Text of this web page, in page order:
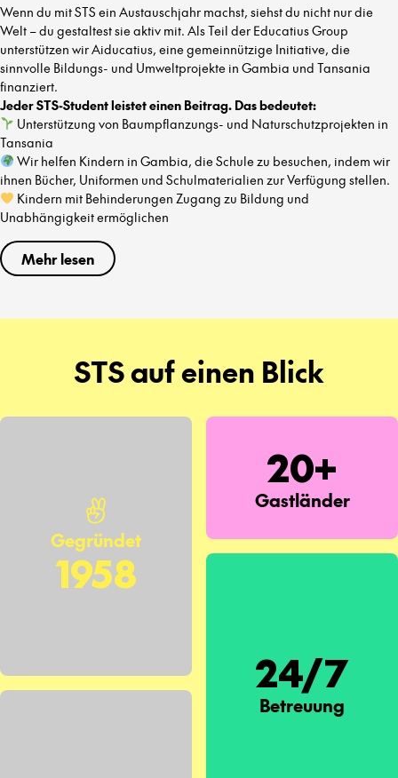
Wenn du mit STS ein Austauschjahr machst, siehst du nicht nur die
Welt – du gestaltest sie aktiv mit. Als Teil der Educatius Group
unterstützen wir Aiducatius, eine gemeinnützige Initiative, die
sinnvolle Bildungs- und Umweltprojekte in Gambia und Tansania
finanziert.
Jeder STS-Student leistet einen Beitrag. Das bedeutet:
Unterstützung von Baumpflanzungs- und Naturschutzprojekten in
Tansania
Wir helfen Kindern in Gambia, die Schule zu besuchen, indem wir
ihnen Bücher, Uniformen und Schulmaterialien zur Verfügung stellen.
Kindern mit Behinderungen Zugang zu Bildung und
Unabhängigkeit ermöglichen
Mehr lesen
STS auf einen Blick
Gegründet
1958
20+
Gastländer
24/7
Betreuung